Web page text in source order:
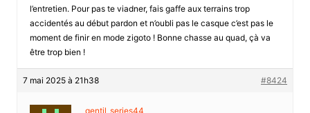
l’entretien. Pour pas te viadner, fais gaffe aux terrains trop
accidentés au début pardon et n’oubli pas le casque c’est pas le
moment de finir en mode zigoto ! Bonne chasse au quad, çà va
être trop bien !
7 mai 2025 à 21h38 #8424
gentil_series44